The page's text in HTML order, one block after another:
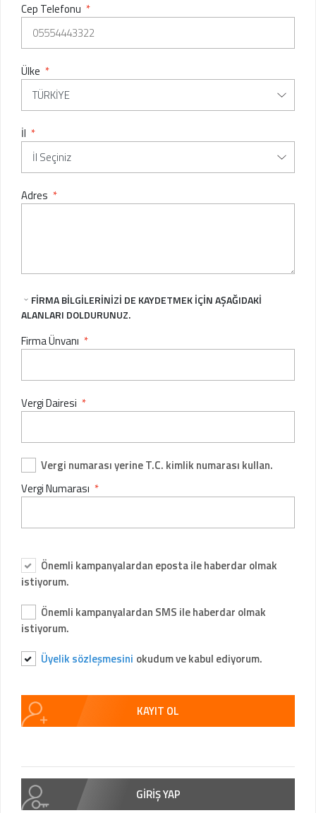
Cep Telefonu *
Ülke *
İl *
Adres *
FIRMA BILGILERINIZI DE KAYDETMEK IÇIN AŞAĞIDAKI
ALANLARI DOLDURUNUZ.
Firma Ünvanı *
Vergi Dairesi *
Vergi numarası yerine T.C. kimlik numarası kullan.
Vergi Numarası *
Önemli kampanyalardan eposta ile haberdar olmak
istiyorum.
Önemli kampanyalardan SMS ile haberdar olmak
istiyorum.
Üyelik sözleşmesini okudum ve kabul ediyorum.
KAYIT OL
GİRİŞ YAP